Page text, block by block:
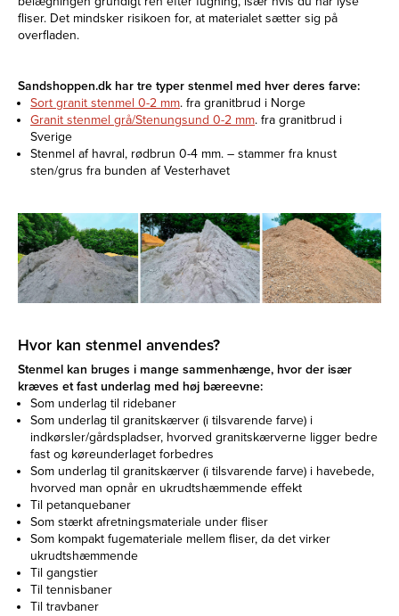
fliser. Det mindsker risikoen for, at materialet sætter sig på
overfladen.
Sandshoppen.dk har tre typer stenmel med hver deres farve:
Sort granit stenmel 0-2 mm. fra granitbrud i Norge
Granit stenmel grå/Stenungsund 0-2 mm. fra granitbrud i
Sverige
Stenmel af havral, rødbrun 0-4 mm. – stammer fra knust
sten/grus fra bunden af Vesterhavet
Hvor kan stenmel anvendes?
Stenmel kan bruges i mange sammenhænge, hvor der især
kræves et fast underlag med høj bæreevne:
Som underlag til ridebaner
Som underlag til granitskærver (i tilsvarende farve) i
indkørsler/gårdspladser, hvorved granitskærverne ligger bedre
fast og køreunderlaget forbedres
Som underlag til granitskærver (i tilsvarende farve) i havebede,
hvorved man opnår en ukrudtshæmmende effekt
Til petanquebaner
Som stærkt afretningsmateriale under fliser
Som kompakt fugemateriale mellem fliser, da det virker
ukrudtshæmmende
Til gangstier
Til tennisbaner
Til travbaner